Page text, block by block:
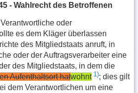
- Wahlrecht des Betroffenen
oder
es dem Kläger überlassen
des Mitgliedstaats anruft, in
oder der Auftragsverarbeiter eine
des Mitgliedstaats, in dem die
Aufenthaltsort hatwohnt 1); dies gilt
dem Verantwortlichen um eine